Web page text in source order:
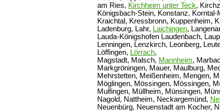
am Ries, Kirchheim unter Teck,
Königsbach-Stein, Konstanz,
Kraichtal, Kressbronn, Kuppenheim,
Ladenburg, Lahr, Laichingen,
Lauda-Königshofen Laudenbach,
Lenningen, Lenzkirch, Leonberg,
Löffingen, Lörrach,
Magstadt, Malsch, Mannheim,
Markgröningen, Mauer, Maulburg,
Mehrstetten, Meißenheim, Mengen,
Möglingen, Mössingen, Mössingen,
Mulfingen, Müllheim, Münsingen,
Nagold, Nattheim, Neckargemünd,
Neuenbürg, Neuenstadt am Kocher,